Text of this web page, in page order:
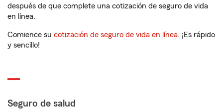
después de que complete una cotización de seguro de vida
en línea.
Comience su cotización de seguro de vida en línea. ¡Es rápido
y sencillo!
Seguro de salud